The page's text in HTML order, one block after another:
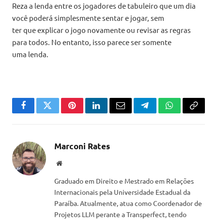
Reza a lenda entre os jogadores de tabuleiro que um dia
você poderá simplesmente sentar e jogar, sem
ter que explicar o jogo novamente ou revisar as regras
para todos. No entanto, isso parece ser somente
uma lenda.
FacebookTwitterPinterestLinkedInEmail TelegramWhatsApp
Copiar
Marconi Rates
Website
Graduado em Direito e Mestrado em Relações
Internacionais pela Universidade Estadual da
Paraíba. Atualmente, atua como Coordenador de
Projetos LLM perante a Transperfect, tendo